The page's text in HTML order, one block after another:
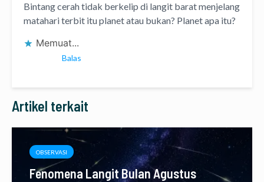
Bintang cerah tidak berkelip di langit barat menjelang
matahari terbit itu planet atau bukan? Planet apa itu?
Memuat...
Balas
Artikel terkait
OBSERVASI
Fenomena Langit Bulan Agustus